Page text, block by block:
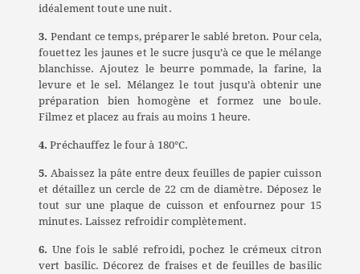
idéalement toute une nuit.
3. Pendant ce temps, préparer le sablé breton. Pour cela,
fouettez les jaunes et le sucre jusqu’à ce que le mélange
blanchisse. Ajoutez le beurre pommade, la farine, la
levure et le sel. Mélangez le tout jusqu’à obtenir une
préparation bien homogène et formez une boule.
Filmez et placez au frais au moins 1 heure.
4. Préchauffez le four à 180°C.
5. Abaissez la pâte entre deux feuilles de papier cuisson
et détaillez un cercle de 22 cm de diamètre. Déposez le
tout sur une plaque de cuisson et enfournez pour 15
minutes. Laissez refroidir complètement.
6. Une fois le sablé refroidi, pochez le crémeux citron
vert basilic. Décorez de fraises et de feuilles de basilic